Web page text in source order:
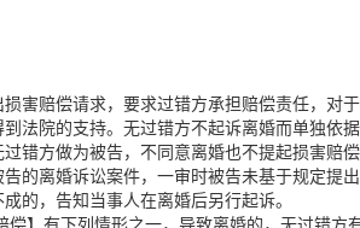
害赔偿请求，要求过错方承担赔偿责任，对
法院的支持。无过错方不起诉离婚而单独依
错方做为被告，不同意离婚也不提起损害赔
的离婚诉讼案件，一审时被告未基于规定提
的，告知当事人在离婚后另行起诉。